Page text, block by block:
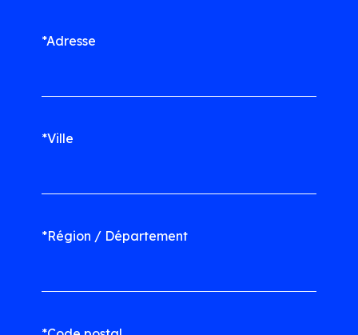
*Adresse
*Ville
*Région / Département